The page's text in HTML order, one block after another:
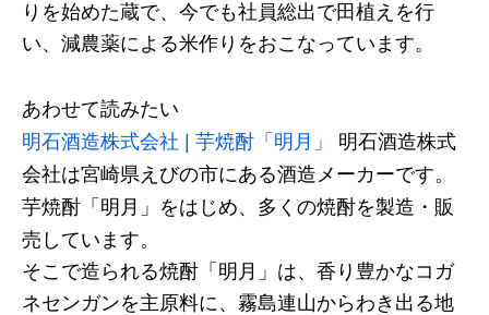
りを始めた蔵で、今でも社員総出で田植えを行
い、減農薬による米作りをおこなっています。
あわせて読みたい
明石酒造株式会社 | 芋焼酎「明月」
明石酒造株式
会社は宮崎県えびの市にある酒造メーカーです。
芋焼酎「明月」をはじめ、多くの焼酎を製造・販
売しています。
そこで造られる焼酎「明月」は、香り豊かなコガ
ネセンガンを主原料に、霧島連山からわき出る地